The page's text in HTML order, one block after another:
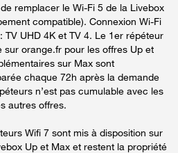
remplacer le Wi-Fi 5 de la Livebox
compatible). Connexion Wi-Fi
UHD 4K et TV 4. Le 1er répéteur
orange.fr pour les offres Up et
sur Max sont
chaque 72h après la demande
n’est pas cumulable avec les
autres offres.
Wifi 7 sont mis à disposition sur
Up et Max et restent la propriété